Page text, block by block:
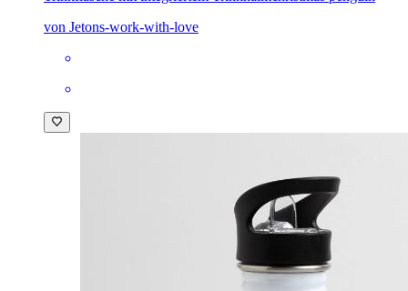
von Jetons-work-with-love